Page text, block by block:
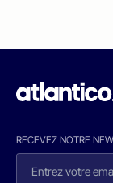
RECEVEZ NOTRE